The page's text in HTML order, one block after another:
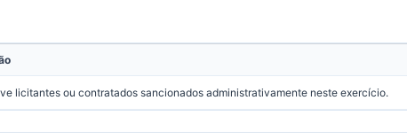
licitantes ou contratados sancionados administrativamente neste exercício.